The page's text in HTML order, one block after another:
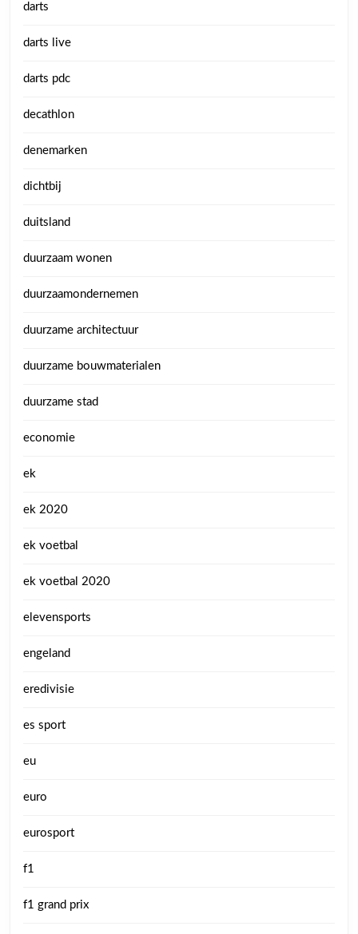
darts
darts live
darts pdc
decathlon
denemarken
dichtbij
duitsland
duurzaam wonen
duurzaamondernemen
duurzame architectuur
duurzame bouwmaterialen
duurzame stad
economie
ek
ek 2020
ek voetbal
ek voetbal 2020
elevensports
engeland
eredivisie
es sport
eu
euro
eurosport
f1
f1 grand prix